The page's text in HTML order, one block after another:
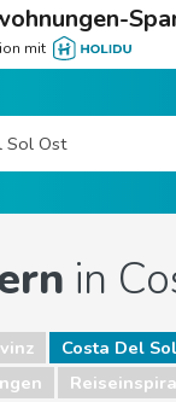
mit
in
Costa Del